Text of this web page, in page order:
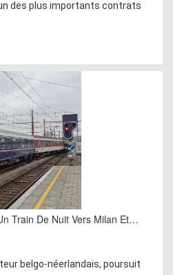
des plus importants contrats
Train De Nuit Vers Milan Et…
belgo-néerlandais, poursuit